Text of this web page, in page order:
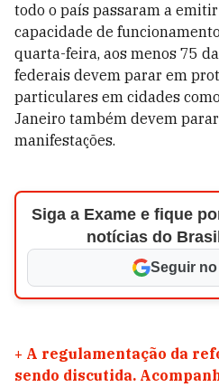
todo o país passaram a
capacidade de
quarta-feira, aos menos 75
federais devem parar em
particulares em cidades
Janeiro também devem
manifestações.
Siga a Exame e fique
notícias do
Seguir
+ A regulamentação da
sendo discutida.